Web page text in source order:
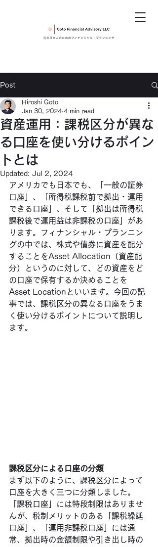
Post
資産運用：課税区分が異な
る口座を使い分けるポイン
トとは
Hiroshi Goto
Jan 30, 2024 4 min read
Updated: Jul 2, 2024
アメリカでも日本でも、「一般の証券
口座」、「所得税課税前で拠出・運用
できる口座」、そして「拠出は所得税
課税後で運用益は非課税の口座」があ
ります。フィナンシャル・プランニン
グの中では、株式や債券に資産を配分
することをAsset Allocation（資産配
分）というのに対して、どの資産をど
の口座で保有するか決めることを
Asset Locationといいます。今回の記
事では、課税区分の異なる口座をうま
く使い分けるポイントについて説明し
ます。
課税区分による口座の分類
まず以下のように、課税区分によって
口座を大きく三つに分類しました。
「課税口座」には特段制限はありませ
んが、税制メリットのある「課税繰延
口座」、「運用非課税口座」には通
常、拠出時の金額制限や引き出し時の